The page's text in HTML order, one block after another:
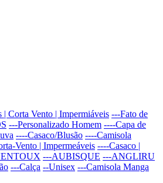
| Corta Vento | Impermiáveis ---Fato de
---Personalizado Homem ----Capa de
----Casaco/Blusão ----Camisola
Vento | Impermeáveis ----Casaco |
---AUBISQUE ---ANGLIRU
---Calça --Unisex ---Camisola Manga